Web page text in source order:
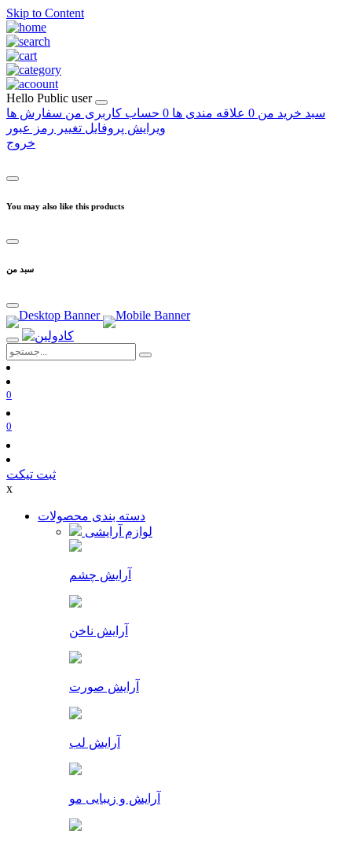
Skip to Content
Hello Public user
سبد خرید من 0 علاقه مندی ها 0 حساب کاربری من سفارش ها
ویرایش پروفایل تغییر رمز عبور
خروج
You may also like this products
سبد من
0
0
ثبت تیکت
x
دسته بندی محصولات
لوازم آرایشی
آرایش چشم
آرایش ناخن
آرایش صورت
آرایش لب
آرایش و زیبایی مو